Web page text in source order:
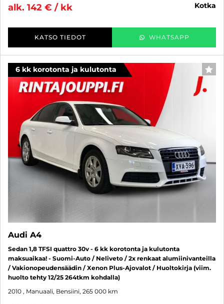
alk. 142 € / kk
kotka
KATSO TIEDOT WHATSAPP
6 kk korotonta ja kulutonta
Audi A4
Sedan 1,8 TFSI quattro 30v - 6 kk korotonta ja kulutonta
maksuaikaa! - Suomi-Auto / Neliveto / 2x renkaat alumiinivanteilla
/ Vakionopeudensäädin / Xenon Plus-Ajovalot / Huoltokirja (viim.
huolto tehty 12/25 264tkm kohdalla)
2010 , Manuaali, Bensiini, 265 000 km